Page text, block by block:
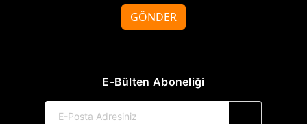
GÖNDER
E-Bülten Aboneliği